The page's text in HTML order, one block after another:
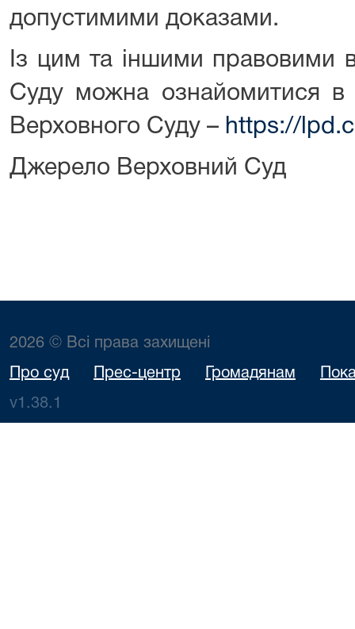
допустимими доказами.
Із цим та іншими правовими
Суду можна ознайомитися в
Верховного Суду – https://
Джерело Верховний Суд
2026 © Всі права захищені
Про суд Прес-центр Громадянам
v1.38.1